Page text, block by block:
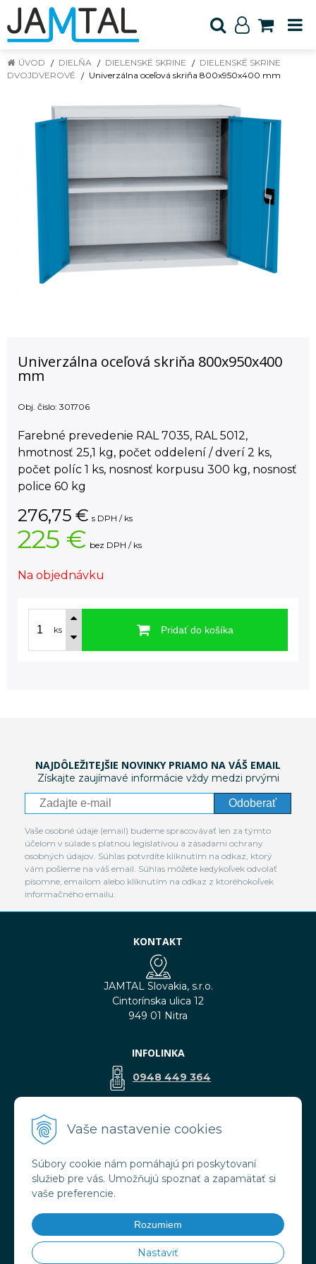
Vaše nastavenie cookies
Súbory cookie nám pomáhajú pri poskytovaní
služieb pre vás. Umožňujú spoznať a zapamätať si
vaše preferencie.
Rozumiem
Nastaviť
ÚVOD DIELŇA DIELENSKÉ SKRINE
DIELENSKÉ SKRINE
DVOJDVEROVÉ
Univerzálna oceľová skriňa 800x950x400 mm
Univerzálna oceľová skriňa 800x950x400
mm
Obj. čislo: 301706
Farebné prevedenie RAL 7035, RAL 5012,
hmotnosť 25,1 kg, počet oddelení / dverí 2 ks,
počet políc 1 ks, nosnosť korpusu 300 kg, nosnosť
police 60 kg
276,75 € s DPH / ks
225 € bez DPH / ks
Na objednávku
ks Pridať do košíka
NAJDÔLEŽITEJŠIE NOVINKY PRIAMO NA VÁŠ EMAIL
Získajte zaujímavé informácie vždy medzi prvými
Odoberať
Vaše osobné údaje (email) budeme spracovávať len za týmto
účelom v súlade s platnou legislatívou a zásadami ochrany
osobných údajov. Súhlas potvrdíte kliknutím na odkaz, ktorý
vám pošleme na váš email. Súhlas môžete kedykoľvek odvolať
písomne, emailom alebo kliknutím na odkaz z ktoréhokoľvek
informačného emailu.
KONTAKT
JAMTAL Slovakia, s.r.o.
Cintorínska ulica 12
949 01 Nitra
INFOLINKA
0948 449 364
VŠETKO O NÁKUPE
Obchodné podmienky
Doprava a platba
Ochrana osobných údajov